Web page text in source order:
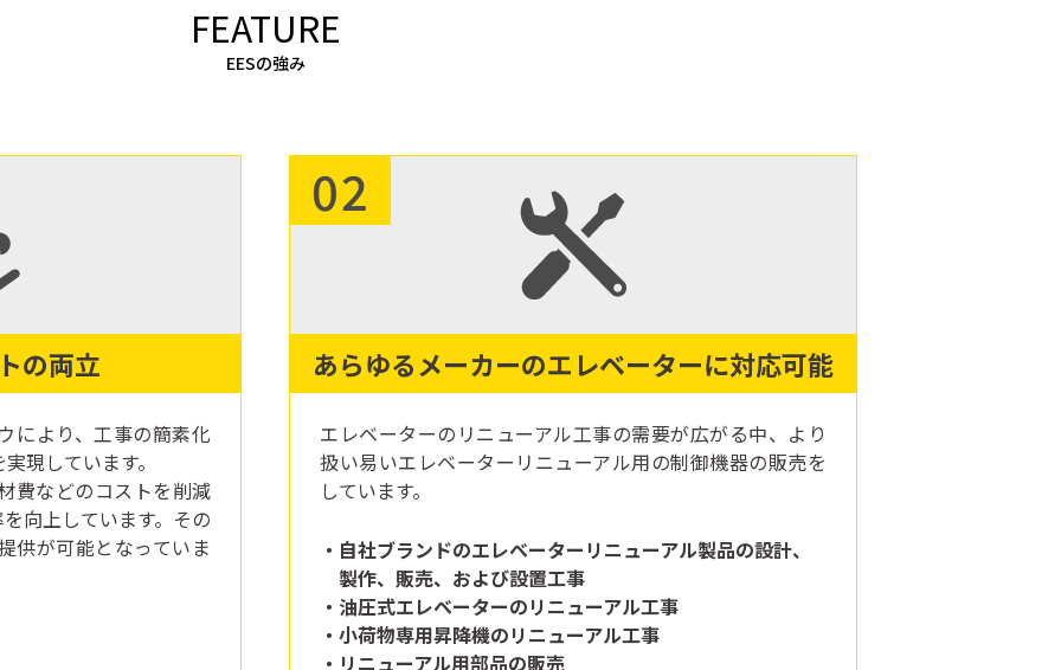
FEATURE
EESの強み
の両立
により、工事の簡素化
現しています。
費などのコストを削減
向上しています。その
供が可能となっていま
02
あらゆるメーカーのエレベーターに対応可能
エレベーターのリニューアル工事の需要が広がる中、より
扱い易いエレベーターリニューアル用の制御機器の販売を
しています。
自社ブランドのエレベーターリニューアル製品の設計、
製作、販売、および設置工事
油圧式エレベーターのリニューアル工事
小荷物専用昇降機のリニューアル工事
リニューアル用部品の販売